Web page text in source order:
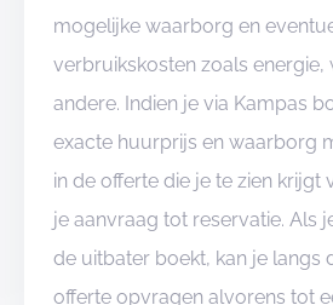
mogelijke waarborg en
verbruikskosten zoals energie,
andere. Indien je via Kampas
exacte huurprijs en waarborg
in de offerte die je te zien krijgt
je aanvraag tot reservatie. Als
de uitbater boekt, kan je langs
offerte opvragen alvorens tot